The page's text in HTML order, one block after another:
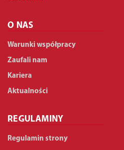
O NAS
Warunki współpracy
Zaufali nam
Kariera
Aktualności
REGULAMINY
Regulamin strony